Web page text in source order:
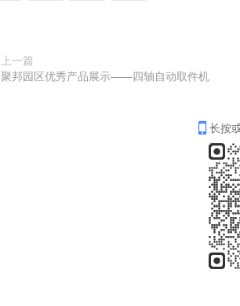
上一篇
聚邦园区优秀产品展示——四轴自动取件机
长按